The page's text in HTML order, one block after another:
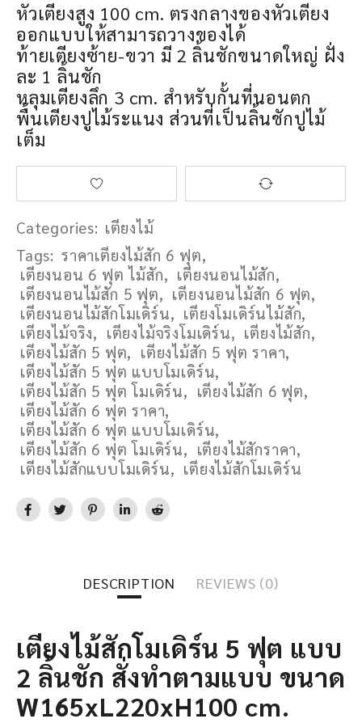
หัวเตียงสูง 100 cm. ตรงกลางของหัวเตียง
ออกแบบให้สามารถวางของได้
ท้ายเตียงซ้าย-ขวา มี 2 ลิ้นชักขนาดใหญ่ ฝั่ง
ละ 1 ลิ้นชัก
หลุมเตียงลึก 3 cm. สำหรับกั้นที่นอนตก
พื้นเตียงปูไม้ระแนง ส่วนที่เป็นลิ้นชักปูไม้
เต็ม
Categories: เตียงไม้
Tags: ราคาเตียงไม้สัก 6 ฟุต,
เตียงนอน 6 ฟุต ไม้สัก, เตียงนอนไม้สัก,
เตียงนอนไม้สัก 5 ฟุต, เตียงนอนไม้สัก 6 ฟุต,
เตียงนอนไม้สักโมเดิร์น, เตียงโมเดิร์นไม้สัก,
เตียงไม้จริง, เตียงไม้จริงโมเดิร์น, เตียงไม้สัก,
เตียงไม้สัก 5 ฟุต, เตียงไม้สัก 5 ฟุต ราคา,
เตียงไม้สัก 5 ฟุต แบบโมเดิร์น,
เตียงไม้สัก 5 ฟุต โมเดิร์น, เตียงไม้สัก 6 ฟุต,
เตียงไม้สัก 6 ฟุต ราคา,
เตียงไม้สัก 6 ฟุต แบบโมเดิร์น,
เตียงไม้สัก 6 ฟุต โมเดิร์น, เตียงไม้สักราคา,
เตียงไม้สักแบบโมเดิร์น, เตียงไม้สักโมเดิร์น
DESCRIPTION REVIEWS (0)
เตียงไม้สักโมเดิร์น 5 ฟุต แบบ
2 ลิ้นชัก สั่งทำตามแบบ ขนาด
W165xL220xH100 cm.